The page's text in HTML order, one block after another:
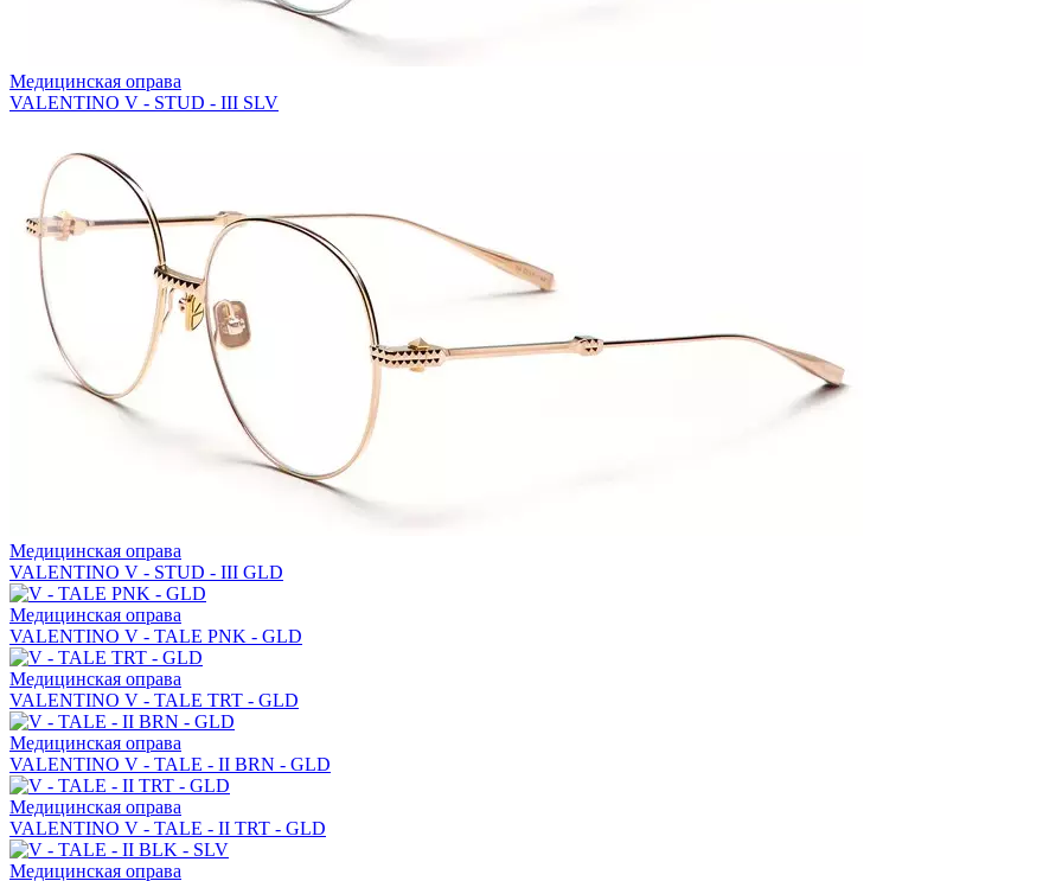
Медицинская оправа
VALENTINO V - STUD - III SLV
Медицинская оправа
VALENTINO V - STUD - III GLD
Медицинская оправа
VALENTINO V - TALE PNK - GLD
Медицинская оправа
VALENTINO V - TALE TRT - GLD
Медицинская оправа
VALENTINO V - TALE - II BRN - GLD
Медицинская оправа
VALENTINO V - TALE - II TRT - GLD
Медицинская оправа